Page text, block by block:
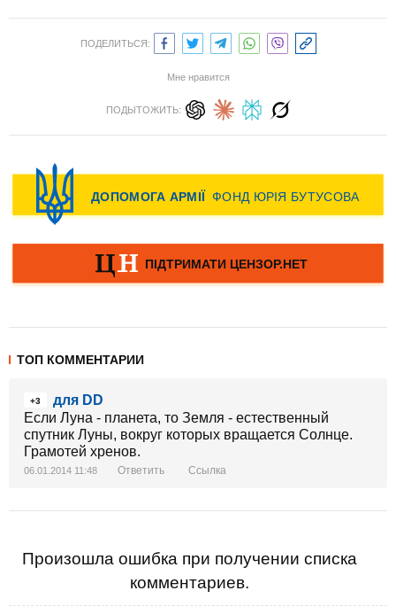
ПОДЕЛИТЬСЯ:
Мне нравится
ПОДЫТОЖИТЬ:
ТОП КОММЕНТАРИИ
+3
для DD
Если Луна - планета, то Земля - естественный
спутник Луны, вокруг которых вращается Солнце.
Грамотей хренов.
06.01.2014 11:48 Ответить Ссылка
Произошла ошибка при получении списка
комментариев.